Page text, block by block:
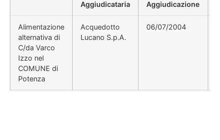
Aggiudicataria
Aggiudicazione
Alimentazione
alternativa di
C/da Varco
Izzo nel
COMUNE di
Potenza
Acquedotto
Lucano S.p.A.
06/07/2004